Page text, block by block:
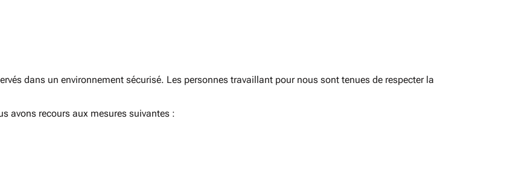
dans un environnement sécurisé. Les personnes travaillant pour nous sont tenues de respecter la
avons recours aux mesures suivantes :